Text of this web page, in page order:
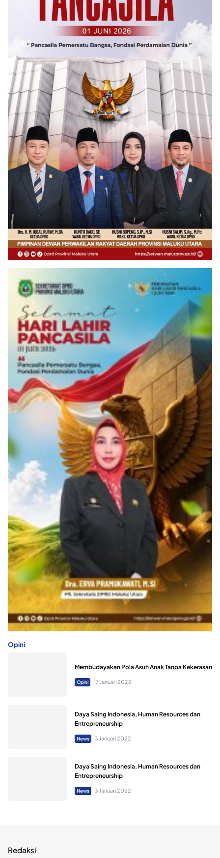
Opini
Membudayakan Pola Asuh Anak Tanpa Kekerasan
Opini 17 Januari 2022
Daya Saing Indonesia, Human Resources dan
Entrepreneurship
News 3 Januari 2022
Daya Saing Indonesia, Human Resources dan
Entrepreneurship
News 3 Januari 2022
Redaksi